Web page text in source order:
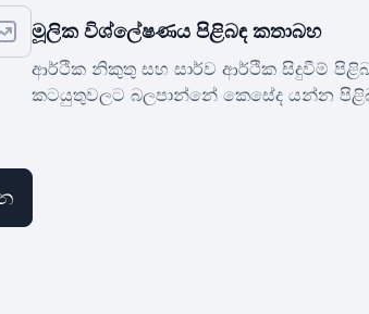
මූලික විශ්ලේෂණය පිළිබඳ කතාබහ
ආර්ථික නිකුතු සහ සාර්ව ආර්ථික සිදුවීම්
කටයුතුවලට බලපාන්නේ කෙසේද යන්න